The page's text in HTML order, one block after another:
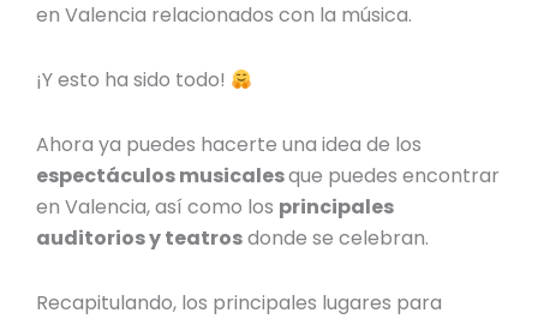
en Valencia relacionados con la música.
¡Y esto ha sido todo!
Ahora ya puedes hacerte una idea de los
espectáculos musicalesque puedes encontrar
en Valencia, así como los principales
auditorios y teatrosdonde se celebran.
Recapitulando, los principales lugares para